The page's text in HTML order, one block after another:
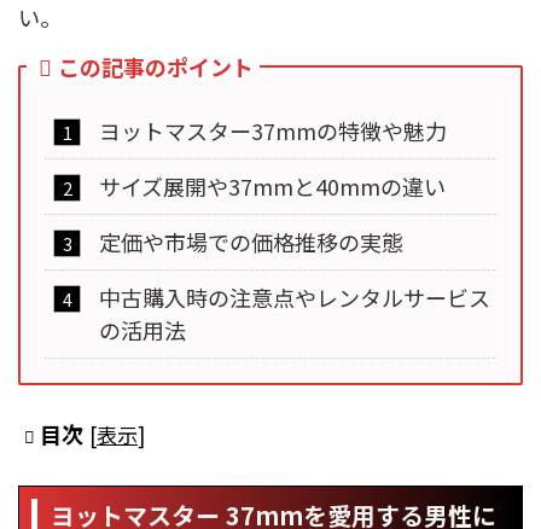
い。
この記事のポイント
ヨットマスター37mmの特徴や魅力
サイズ展開や37mmと40mmの違い
定価や市場での価格推移の実態
中古購入時の注意点やレンタルサービス
の活用法
目次 [表示]
ヨットマスター 37mmを愛用する男性に